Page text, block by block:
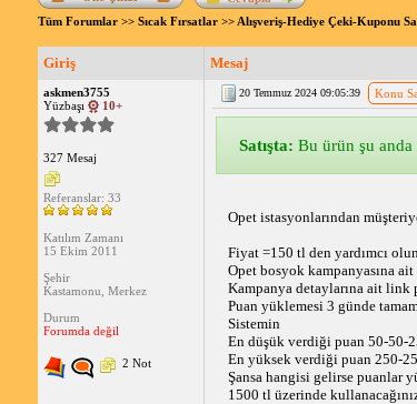
Tüm Forumlar>> Sıcak Fırsatlar>> Alışveriş-Hediye Çeki-Kuponu
Giriş Mesaj
askmen3755
Yüzbaşı
10+
327 Mesaj
Referanslar: 33
Katılım Zamanı
15 Ekim 2011
Şehir
Kastamonu, Merkez
Durum
Forumda değil
2 Not
20 Temmuz 2024 09:05:39 Konu
Satışta: Bu ürün şu anda
Opet istasyonlarından
Fiyat =150 tl den yardımcı
Opet bosyok kampanyasına
Kampanya detaylarına ait link
Puan yüklemesi 3 günde
Sistemin
En düşük verdiği puan 50-50-
En yüksek verdiği puan 250-
Şansa hangisi gelirse puanlar
1500 tl üzerinde